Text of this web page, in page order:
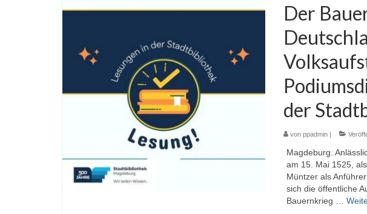
Der
der
von ppadmin|
Magdeburg.
am 15. Mai 1525,
Müntzer als
sich die öffentliche
Bauernkrieg …